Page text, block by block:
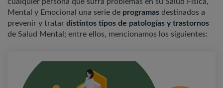
Mental y Emocional una serie de programas destinados a
prevenir y tratar distintos tipos de patologías y trastornos
de Salud Mental; entre ellos, mencionamos los siguientes: